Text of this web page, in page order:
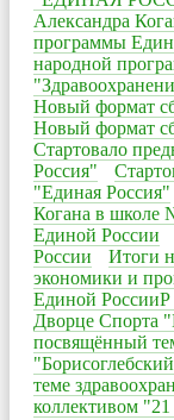
Александра
программы
народной
Новый формат
Новый формат
Стартовало
Россия"
"Единая Россия"
Когана в школе
Единой России
России
Итоги
экономики и
Единой
Дворце Спорта
посвящённый
теме
коллективом